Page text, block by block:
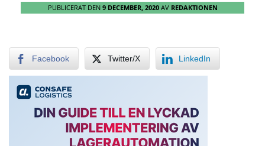
PUBLICERAT DEN 9 DECEMBER, 2020AV REDAKTIONEN
Facebook Twitter/X LinkedIn